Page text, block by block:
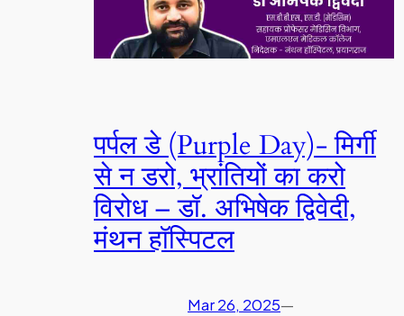
पर्पल डे (Purple Day)- मिर्गी
से न डरो, भ्रांतियों का करो
विरोध – डॉ. अभिषेक द्विवेदी,
मंथन हॉस्पिटल
Mar 26, 2025—